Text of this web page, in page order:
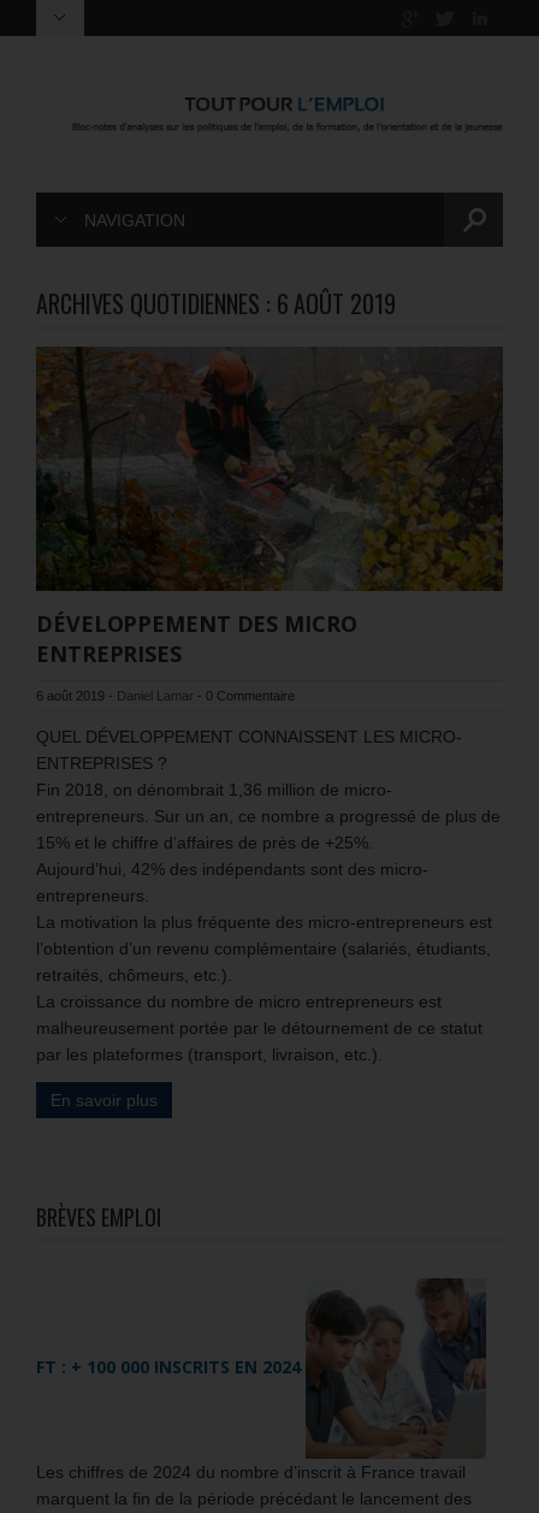
NAVIGATION
ARCHIVES QUOTIDIENNES : 6 AOÛT 2019
DÉVELOPPEMENT DES MICRO
ENTREPRISES
6 août 2019 - Daniel Lamar - 0 Commentaire
QUEL DÉVELOPPEMENT CONNAISSENT LES MICRO-
ENTREPRISES ?
Fin 2018, on dénombrait 1,36 million de micro-
entrepreneurs. Sur un an, ce nombre a progressé de plus de
15% et le chiffre d’affaires de près de +25%.
Aujourd’hui, 42% des indépendants sont des micro-
entrepreneurs.
La motivation la plus fréquente des micro-entrepreneurs est
l’obtention d’un revenu complémentaire (salariés, étudiants,
retraités, chômeurs, etc.).
La croissance du nombre de micro entrepreneurs est
malheureusement portée par le détournement de ce statut
par les plateformes (transport, livraison, etc.).
En savoir plus
BRÈVES EMPLOI
FT : + 100 000 INSCRITS EN 2024
Les chiffres de 2024 du nombre d’inscrit à France travail
marquent la fin de la période précédant le lancement des